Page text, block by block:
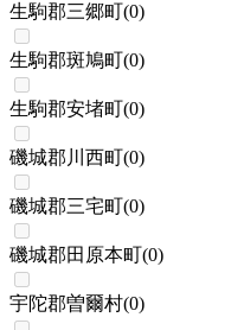
生駒郡三郷町(0)
生駒郡斑鳩町(0)
生駒郡安堵町(0)
磯城郡川西町(0)
磯城郡三宅町(0)
磯城郡田原本町(0)
宇陀郡曽爾村(0)